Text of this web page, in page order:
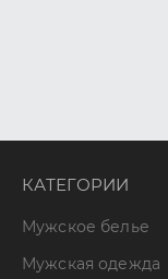
КАТЕГОРИИ
Мужское белье
Мужская одежда